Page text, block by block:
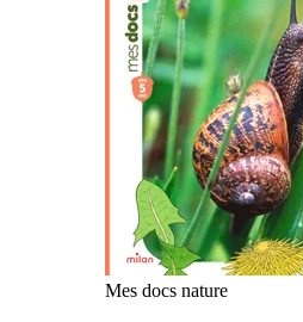
Mes docs nature